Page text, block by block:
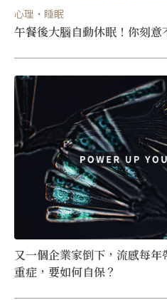
心理・睡眠
午餐後大腦自動休眠！你刻意
又一個企業家倒下，流感每
重症，要如何自保？